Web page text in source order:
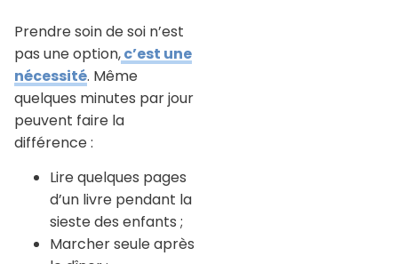
Prendre soin de soi n’est
pas une option,c’est une
nécessité. Même
quelques minutes par jour
peuvent faire la
différence :
Lire quelques pages
d’un livre pendant la
sieste des enfants ;
Marcher seule après